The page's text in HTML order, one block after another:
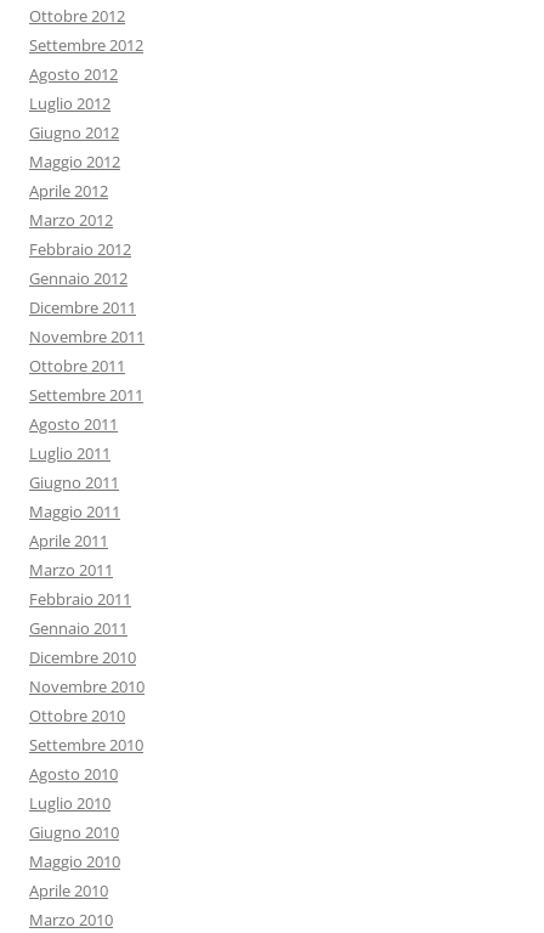
Ottobre 2012
Settembre 2012
Agosto 2012
Luglio 2012
Giugno 2012
Maggio 2012
Aprile 2012
Marzo 2012
Febbraio 2012
Gennaio 2012
Dicembre 2011
Novembre 2011
Ottobre 2011
Settembre 2011
Agosto 2011
Luglio 2011
Giugno 2011
Maggio 2011
Aprile 2011
Marzo 2011
Febbraio 2011
Gennaio 2011
Dicembre 2010
Novembre 2010
Ottobre 2010
Settembre 2010
Agosto 2010
Luglio 2010
Giugno 2010
Maggio 2010
Aprile 2010
Marzo 2010